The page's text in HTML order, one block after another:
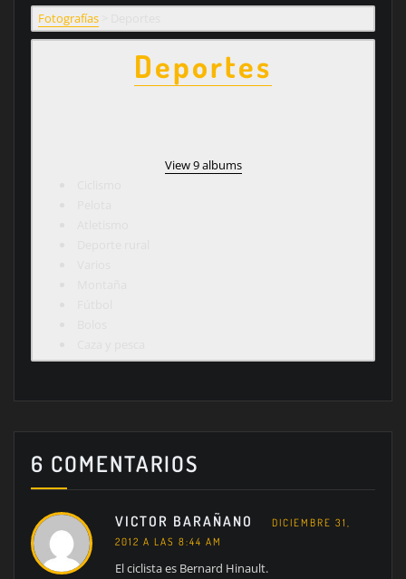
Fotografías>
Deportes
View 9 albums
6 COMENTARIOS
VICTOR BARAÑANO
DICIEMBRE 31,
2012 A LAS 8:44 AM
El ciclista es Bernard Hinault.